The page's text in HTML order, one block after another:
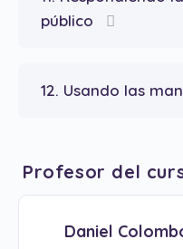
público
12. Usando las
Profesor del
Daniel